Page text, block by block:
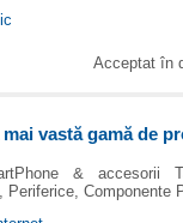
Acceptat în
vastă gamă de
& accesorii
Periferice, Componente